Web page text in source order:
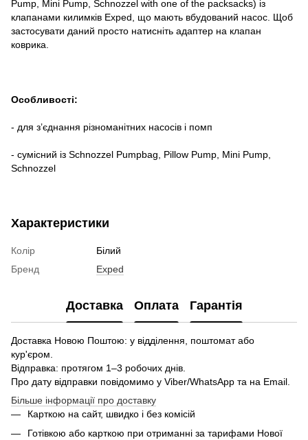
Pump, Mini Pump, Schnozzel with one of the packsacks) із
клапанами килимків Exped, що мають вбудований насос. Щоб
застосувати даний просто натисніть адаптер на клапан
коврика.
Особливості:
- для з’єднання різноманітних насосів і помп
- сумісний із Schnozzel Pumpbag, Pillow Pump, Mini Pump,
Schnozzel
Характеристики
Колір
Білий
Бренд
Exped
Доставка Оплата Гарантія
Доставка Новою Поштою: у відділення, поштомат або
кур'єром.
Відправка: протягом 1–3 робочих днів.
Про дату відправки повідомимо у Viber/WhatsApp та на Email.
Більше інформації про доставку
Карткою на сайт, швидко і без комісій
Готівкою або карткою при отриманні за тарифами Нової